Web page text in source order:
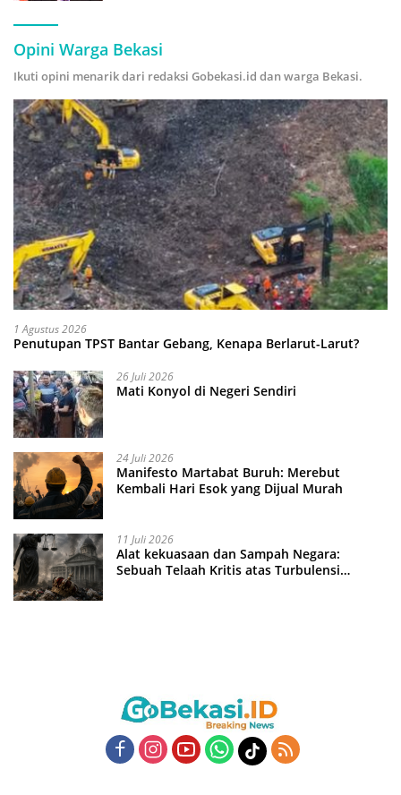
Opini Warga Bekasi
Ikuti opini menarik dari redaksi Gobekasi.id dan warga Bekasi.
1 Agustus 2026
Penutupan TPST Bantar Gebang, Kenapa Berlarut-Larut?
26 Juli 2026
Mati Konyol di Negeri Sendiri
24 Juli 2026
Manifesto Martabat Buruh: Merebut
Kembali Hari Esok yang Dijual Murah
11 Juli 2026
Alat kekuasaan dan Sampah Negara:
Sebuah Telaah Kritis atas Turbulensi